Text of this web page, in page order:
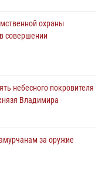
охраны
совершении
небесного покровителя
Владимира
за оружие